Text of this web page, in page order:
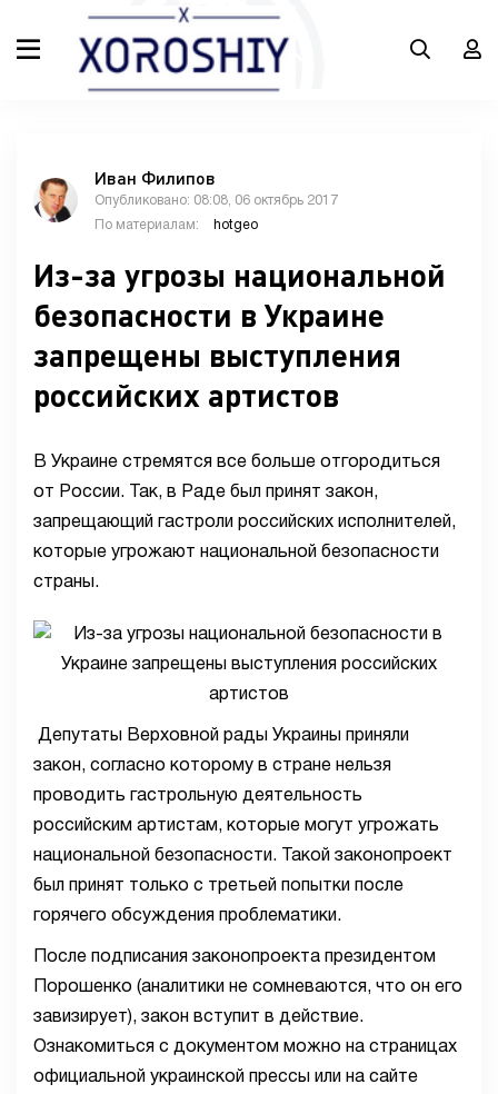
Иван Филипов
Опубликовано: 08:08, 06 октябрь 2017
По материалам:
hotgeo
Из-за угрозы национальной
безопасности в Украине
запрещены выступления
российских артистов
В Украине стремятся все больше отгородиться
от России. Так, в Раде был принят закон,
запрещающий гастроли российских исполнителей,
которые угрожают национальной безопасности
страны.
Депутаты Верховной рады Украины приняли
закон, согласно которому в стране нельзя
проводить гастрольную деятельность
российским артистам, которые могут угрожать
национальной безопасности. Такой законопроект
был принят только с третьей попытки после
горячего обсуждения проблематики.
После подписания законопроекта президентом
Порошенко (аналитики не сомневаются, что он его
завизирует), закон вступит в действие.
Ознакомиться с документом можно на страницах
официальной украинской прессы или на сайте